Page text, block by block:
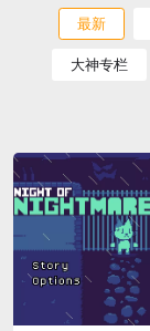
最新
大神专栏